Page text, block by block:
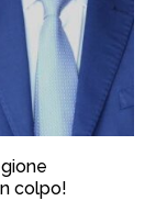
colpo!